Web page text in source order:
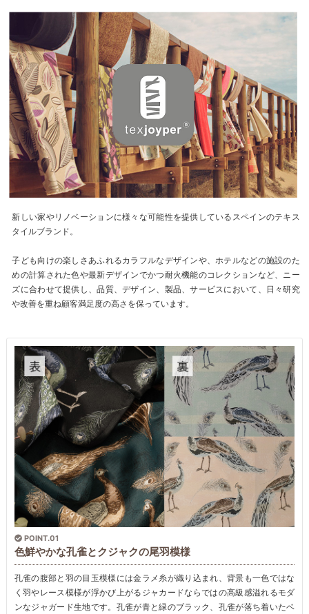
新しい家やリノベーションに様々な可能性を提供しているスペインのテキス
タイルブランド。
子ども向けの楽しさあふれるカラフルなデザインや、ホテルなどの施設のた
めの計算された色や最新デザインでかつ耐火機能のコレクションなど、ニー
ズに合わせて提供し、品質、デザイン、製品、サービスにおいて、日々研究
や改善を重ね顧客満足度の高さを保っています。
POINT.01
色鮮やかな孔雀とクジャクの尾羽模様
孔雀の腹部と羽の目玉模様には金ラメ糸が織り込まれ、背景も一色ではな
く羽やレース模様が浮かび上がるジャカードならではの高級感溢れるモダ
ンなジャガード生地です。孔雀が青と緑のブラック、孔雀が落ち着いたベ